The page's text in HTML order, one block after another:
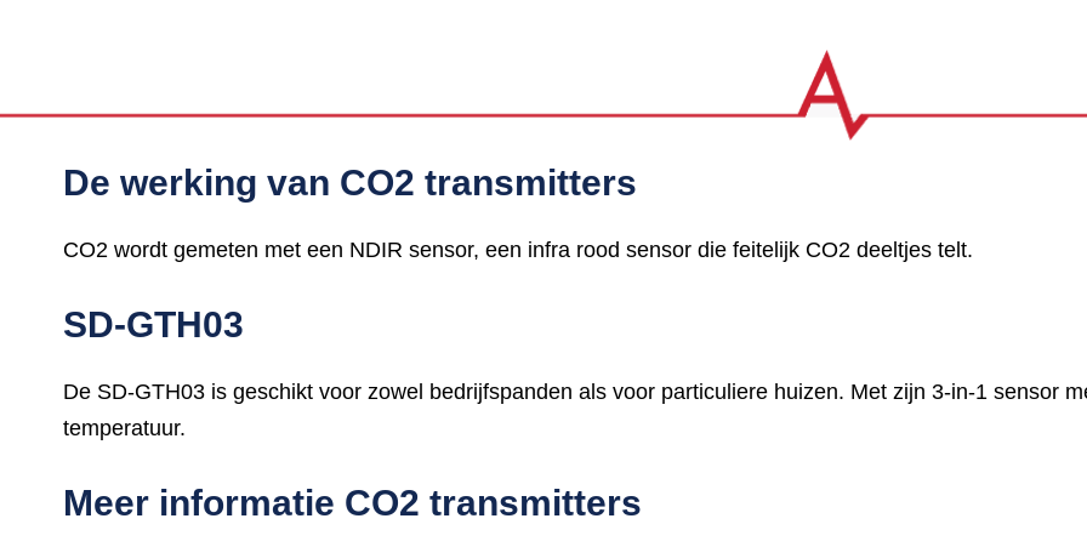
De werking van CO2 transmitters
CO2 wordt gemeten met een NDIR sensor, een infra rood sensor die feitelijk CO2 deeltjes telt.
SD-GTH03
De SD-GTH03 is geschikt voor zowel bedrijfspanden als voor particuliere huizen. Met zijn 3-in-1 sensor
temperatuur.
Meer informatie CO2 transmitters